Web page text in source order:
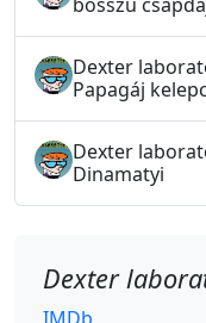
Dexter
Papagáj
Dexter
Dinamatyi
Dexter